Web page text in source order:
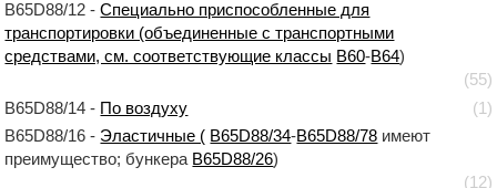
B65D88/12 -Специально приспособленные для
транспортировки (объединенные с транспортными
средствами, см. соответствующие классы B60-B64)
(55)
B65D88/14 - По воздуху
(1)
B65D88/16 - Эластичные ( B65D88/34-B65D88/78 имеют
преимущество; бункера B65D88/26)
(12)